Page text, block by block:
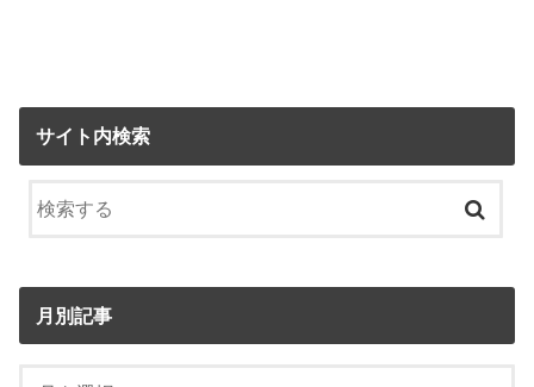
サイト内検索
月別記事